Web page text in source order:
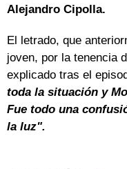
Alejandro Cipolla.
El letrado, que
joven, por la tenencia
explicado tras el
toda la situación y
Fue todo una
la luz".